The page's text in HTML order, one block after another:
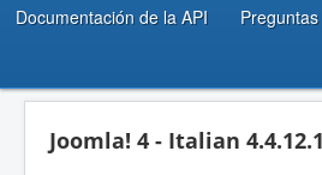
Documentación de la API
Joomla! 4 - Italian 4.4.12.1